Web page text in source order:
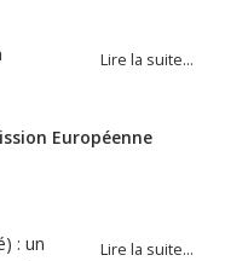
Lire la suite…
Européenne
Lire la suite…